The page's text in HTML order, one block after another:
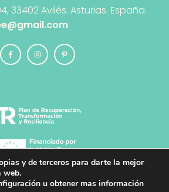
33402 Avilés. Asturias. España.
· Diseño y Desarrollo
y de terceros para darte la mejor
web.
u obtener mas información